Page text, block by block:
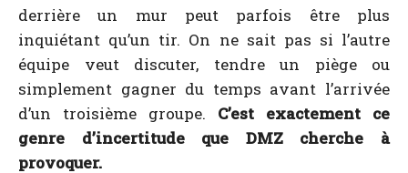
derrière un mur peut parfois être plus
inquiétant qu’un tir. On ne sait pas si l’autre
équipe veut discuter, tendre un piège ou
simplement gagner du temps avant l’arrivée
d’un troisième groupe. C’est exactement ce
genre d’incertitude que DMZ cherche à
provoquer.